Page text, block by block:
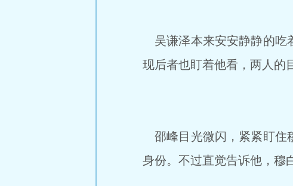
吴谦泽本来安安静静的吃
现后者也盯着他看，两人的
邵峰目光微闪，紧紧盯住
身份。不过直觉告诉他，穆